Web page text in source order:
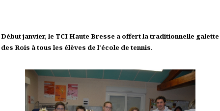
Début janvier, le TCI Haute Bresse a offert la traditionnelle galette
des Rois à tous les élèves de l'école de tennis.